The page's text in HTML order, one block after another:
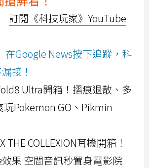
訂閱《科技玩家》YouTube
在Google News按下追蹤，科
接！
Ultra開箱！摺痕退散、多
Pokemon GO、Pikmin
THE COLLEXION耳機開箱！
果 空間音訊秒置身電影院